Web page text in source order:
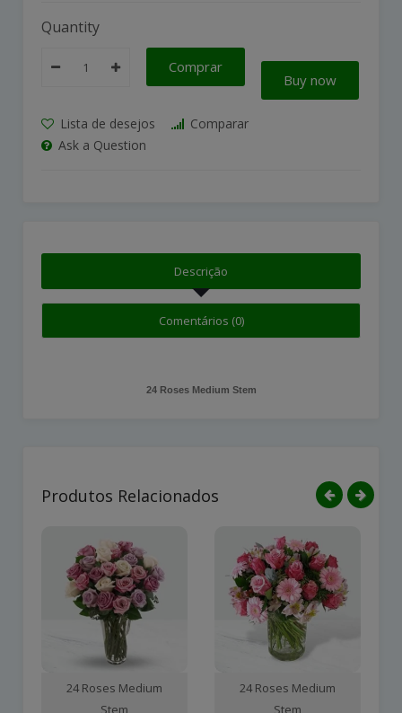
Quantity
Comprar
Buy now
Lista de desejos
Comparar
Ask a Question
Descrição
Comentários (0)
24 Roses Medium Stem
Produtos Relacionados
24 Roses Medium
Stem
24 Roses Medium
Stem